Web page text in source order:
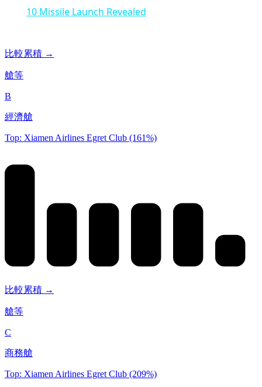
10 Missile Launch Revealed
比較累積 →
艙等
B
經濟艙
Top: Xiamen Airlines Egret Club (161%)
比較累積 →
艙等
C
商務艙
Top: Xiamen Airlines Egret Club (209%)